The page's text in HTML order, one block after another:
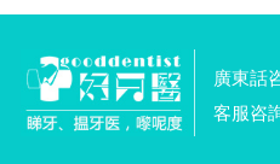
廣東話
客服咨